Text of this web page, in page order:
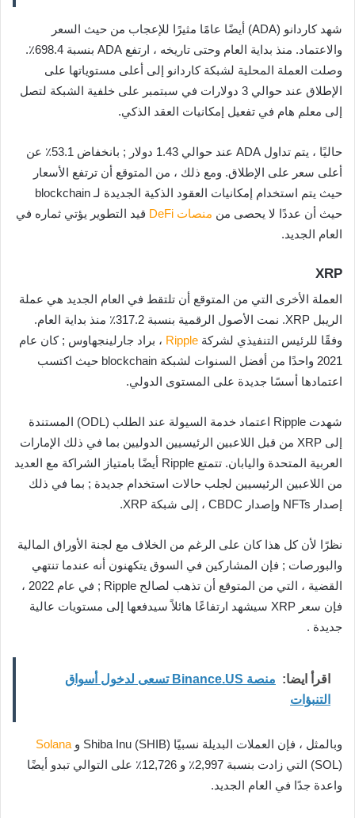
شهد كاردانو (ADA) أيضًا عامًا مثيرًا للإعجاب من حيث السعر
والاعتماد. منذ بداية العام وحتى تاريخه ، ارتفع ADA بنسبة 698.4٪.
وصلت العملة المحلية لشبكة كاردانو إلى أعلى مستوياتها على
الإطلاق عند حوالي 3 دولارات في سبتمبر على خلفية الشبكة لتصل
إلى معلم هام في تفعيل إمكانيات العقد الذكي.
حاليًا ، يتم تداول ADA عند حوالي 1.43 دولار ; بانخفاض 53.1٪ عن
أعلى سعر على الإطلاق. ومع ذلك ، من المتوقع أن ترتفع الأسعار
حيث يتم استخدام إمكانيات العقود الذكية الجديدة لـ blockchain
حيث أن عددًا لا يحصى من منصات DeFi قيد التطوير يؤتي ثماره في
العام الجديد.
XRP
العملة الأخرى التي من المتوقع أن تلتقط في العام الجديد هي عملة
الريبل XRP. نمت الأصول الرقمية بنسبة 317.2٪ منذ بداية العام.
وفقًا للرئيس التنفيذي لشركة Ripple ، براد جارلينجهاوس ; كان عام
2021 واحدًا من أفضل السنوات لشبكة blockchain حيث اكتسب
اعتمادها أسسًا جديدة على المستوى الدولي.
شهدت Ripple اعتماد خدمة السيولة عند الطلب (ODL) المستندة
إلى XRP من قبل اللاعبين الرئيسيين الدوليين بما في ذلك الإمارات
العربية المتحدة واليابان. تتمتع Ripple أيضًا بامتياز الشراكة مع العديد
من اللاعبين الرئيسيين لجلب حالات استخدام جديدة ; بما في ذلك
إصدار NFTs وإصدار CBDC ، إلى شبكة XRP.
نظرًا لأن كل هذا كان على الرغم من الخلاف مع لجنة الأوراق المالية
والبورصات ; فإن المشاركين في السوق يتكهنون أنه عندما تنتهي
القضية ، التي من المتوقع أن تذهب لصالح Ripple ; في عام 2022 ،
فإن سعر XRP سيشهد ارتفاعًا هائلاً سيدفعها إلى مستويات عالية
جديدة .
اقرأ ايضا:
منصة Binance.US تسعى لدخول أسواق
التنبؤات
وبالمثل ، فإن العملات البديلة نسبيًا Shiba Inu (SHIB) و
Solana
(SOL) التي زادت بنسبة 2,997٪ و 12,726٪ على التوالي تبدو أيضًا
واعدة جدًا في العام الجديد.